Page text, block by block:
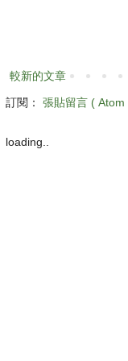
較新的文章
訂閱： 張貼留言 ( Atom
loading..